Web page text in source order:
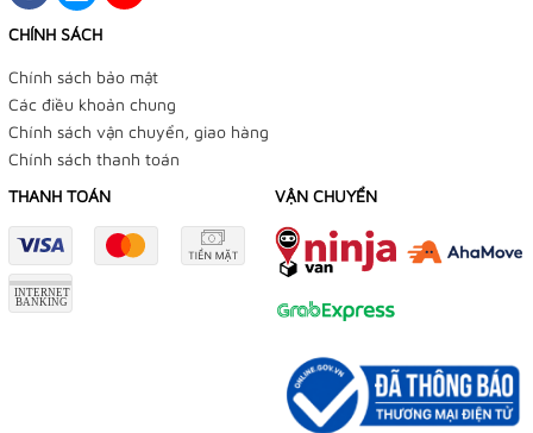
CHÍNH SÁCH
Chính sách bảo mật
Các điều khoản chung
Chính sách vận chuyển, giao hàng
Chính sách thanh toán
THANH TOÁN
VẬN CHUYỂN